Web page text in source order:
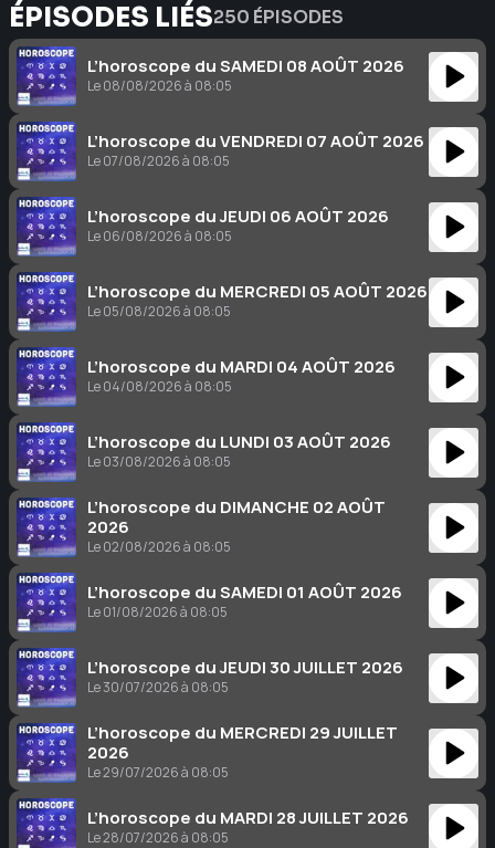
ÉPISODES LIÉS250 ÉPISODES
L’horoscope du SAMEDI 08 AOÛT 2026
Le 08/08/2026 à 08:05
L’horoscope du VENDREDI 07 AOÛT 2026
Le 07/08/2026 à 08:05
L’horoscope du JEUDI 06 AOÛT 2026
Le 06/08/2026 à 08:05
L’horoscope du MERCREDI 05 AOÛT 2026
Le 05/08/2026 à 08:05
L’horoscope du MARDI 04 AOÛT 2026
Le 04/08/2026 à 08:05
L’horoscope du LUNDI 03 AOÛT 2026
Le 03/08/2026 à 08:05
L’horoscope du DIMANCHE 02 AOÛT
2026
Le 02/08/2026 à 08:05
L’horoscope du SAMEDI 01 AOÛT 2026
Le 01/08/2026 à 08:05
L’horoscope du JEUDI 30 JUILLET 2026
Le 30/07/2026 à 08:05
L’horoscope du MERCREDI 29 JUILLET
2026
Le 29/07/2026 à 08:05
L’horoscope du MARDI 28 JUILLET 2026
Le 28/07/2026 à 08:05